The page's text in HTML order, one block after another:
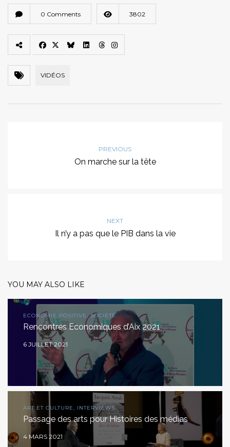
0 Comments 3802
VIDÉOS
PREVIOUS
On marche sur la tête
NEXT
Il n’y a pas que le PIB dans la vie
YOU MAY ALSO LIKE
ECONOMIE POSITIVE, SOCIÉTÉ
Rencontres Economiques d’Aix 2021
6 JUILLET 2021
ART ET CULTURE, INTERVIEWS
Passage des arts pour Histoires des médias
4 MARS 2021